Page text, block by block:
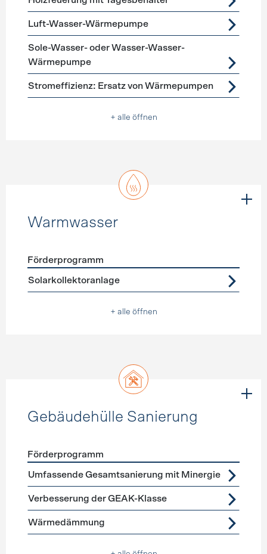
Luft-Wasser-Wärmepumpe
Sole-Wasser- oder Wasser-Wasser-
Wärmepumpe
Stromeffizienz: Ersatz von Wärmepumpen
+ alle öffnen
Warmwasser
Förderprogramme
Förderprogramm
Solarkollektoranlage
+ alle öffnen
Gebäudehülle Sanierung
Förderprogramme Gebäudehülle Sanierung
Förderprogramm
Umfassende Gesamtsanierung mit Minergie
Verbesserung der GEAK-Klasse
Wärmedämmung